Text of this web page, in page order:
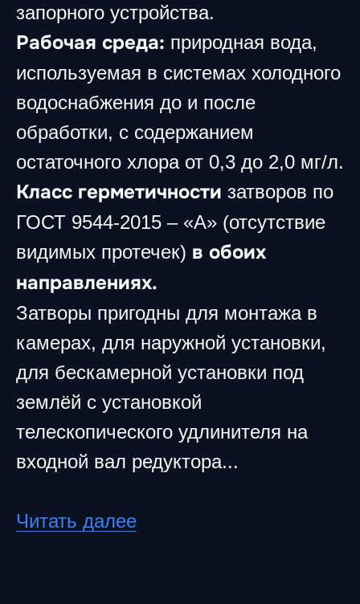
запорного устройства.
Рабочая среда: природная вода,
используемая в системах холодного
водоснабжения до и после
обработки, с содержанием
остаточного хлора от 0,3 до 2,0 мг/л.
Класс герметичности затворов по
ГОСТ 9544-2015 – «А» (отсутствие
видимых протечек) в обоих
направлениях.
Затворы пригодны для монтажа в
камерах, для наружной установки,
для бескамерной установки под
землёй с установкой
телескопического удлинителя на
входной вал редуктора...
Читать далее